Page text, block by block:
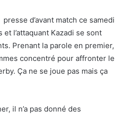
d’avant match ce samedi
l’attaquant Kazadi se sont
Prenant la parole en premier,
concentré pour affronter le
Ça ne se joue pas mais ça
il n’a pas donné des